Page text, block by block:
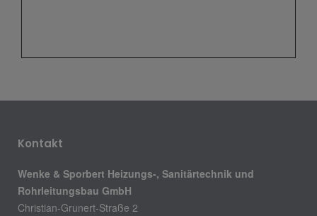
Kontakt
Wenke & Sporbert Heizungs-, Sanitärtechnik und
Rohrleitungsbau GmbH
Christian-Grunert-Straße 2